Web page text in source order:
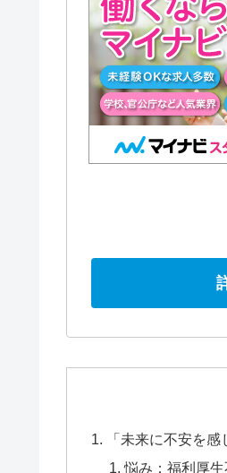
「未来に不安を
悩み：福利厚